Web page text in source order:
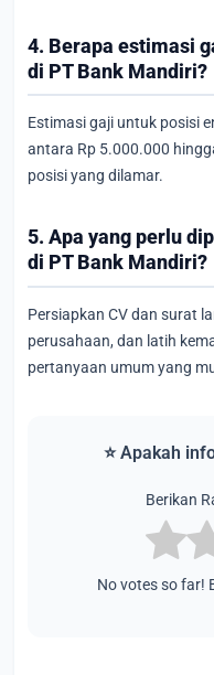
4. Berapa estimasi
di PT Bank Mandiri?
Estimasi gaji untuk posisi
antara Rp 5.000.000
posisi yang dilamar.
5. Apa yang perlu
di PT Bank Mandiri?
Persiapkan CV dan surat
perusahaan, dan latih
pertanyaan umum yang
⭐ Apakah
Berikan
No votes so far!